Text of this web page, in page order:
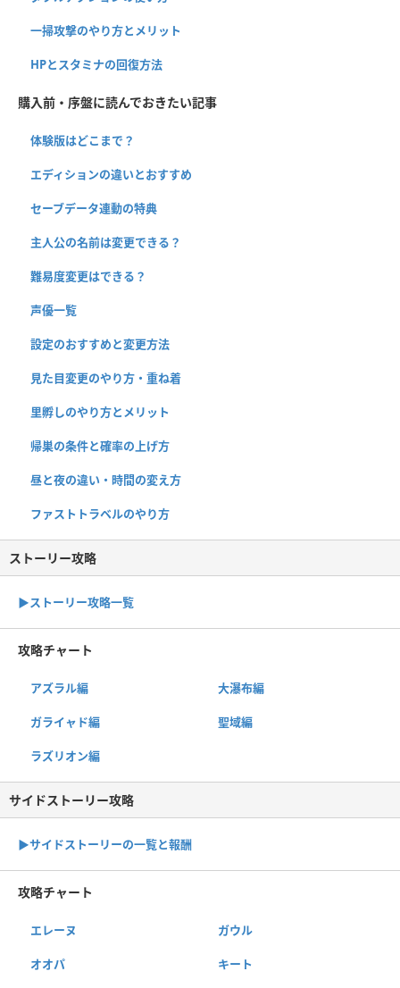
一掃攻撃のやり方とメリット
HPとスタミナの回復方法
購入前・序盤に読んでおきたい記事
体験版はどこまで？
エディションの違いとおすすめ
セーブデータ連動の特典
主人公の名前は変更できる？
難易度変更はできる？
声優一覧
設定のおすすめと変更方法
見た目変更のやり方・重ね着
里孵しのやり方とメリット
帰巣の条件と確率の上げ方
昼と夜の違い・時間の変え方
ファストトラベルのやり方
ストーリー攻略
▶︎ストーリー攻略一覧
攻略チャート
アズラル編 大瀑布編
ガライャド編 聖域編
ラズリオン編
サイドストーリー攻略
▶サイドストーリーの一覧と報酬
攻略チャート
エレーヌ ガウル
オオパ キート